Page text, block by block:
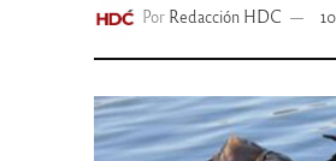
Por Redacción HDC